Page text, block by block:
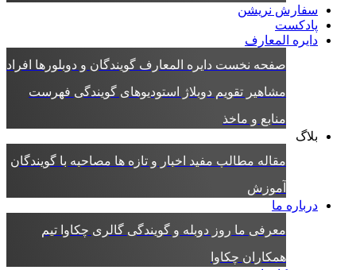
سفارش نریشن
پادکست
دایره المعارف
صفحه نخست دایره المعارف گویندگان و دوبلورها افراد
مشاهیر تقویم دوبلاژ استودیوهای گویندگی فهرست
منابع و ماخذ
بلاگ
مقاله مطالب مفید اخبار و تازه ها مصاحبه با گویندگان
آموزش
درباره ما
معرفی ما روز دوبله و گویندگی گالری چکاوا تیم
همکاران چکاوا